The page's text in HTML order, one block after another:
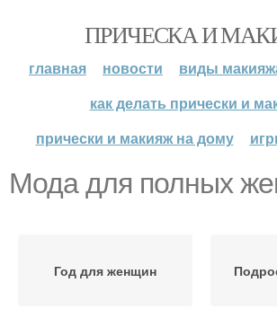
ПРИЧЕСКА И
главная новости
виды
как делать прически и
прически и макияж на дому
Мода для полных
Год для женщин